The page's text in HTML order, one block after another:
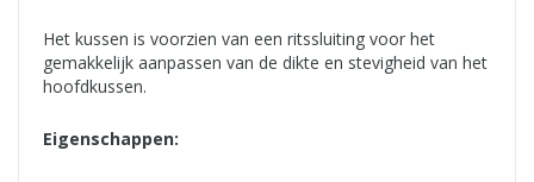
Het kussen is voorzien van een ritssluiting voor het
gemakkelijk aanpassen van de dikte en stevigheid van het
hoofdkussen.
Eigenschappen: